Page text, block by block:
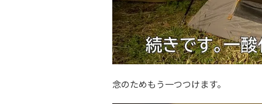
念のためもう一つつけます。